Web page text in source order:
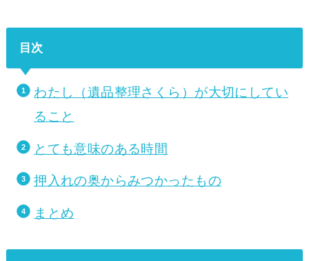
目次
わたし（遺品整理さくら）が大切にしてい
ること
とても意味のある時間
押入れの奥からみつかったもの
まとめ